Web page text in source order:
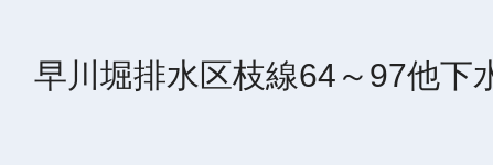
早川堀排水区枝線64～97他下